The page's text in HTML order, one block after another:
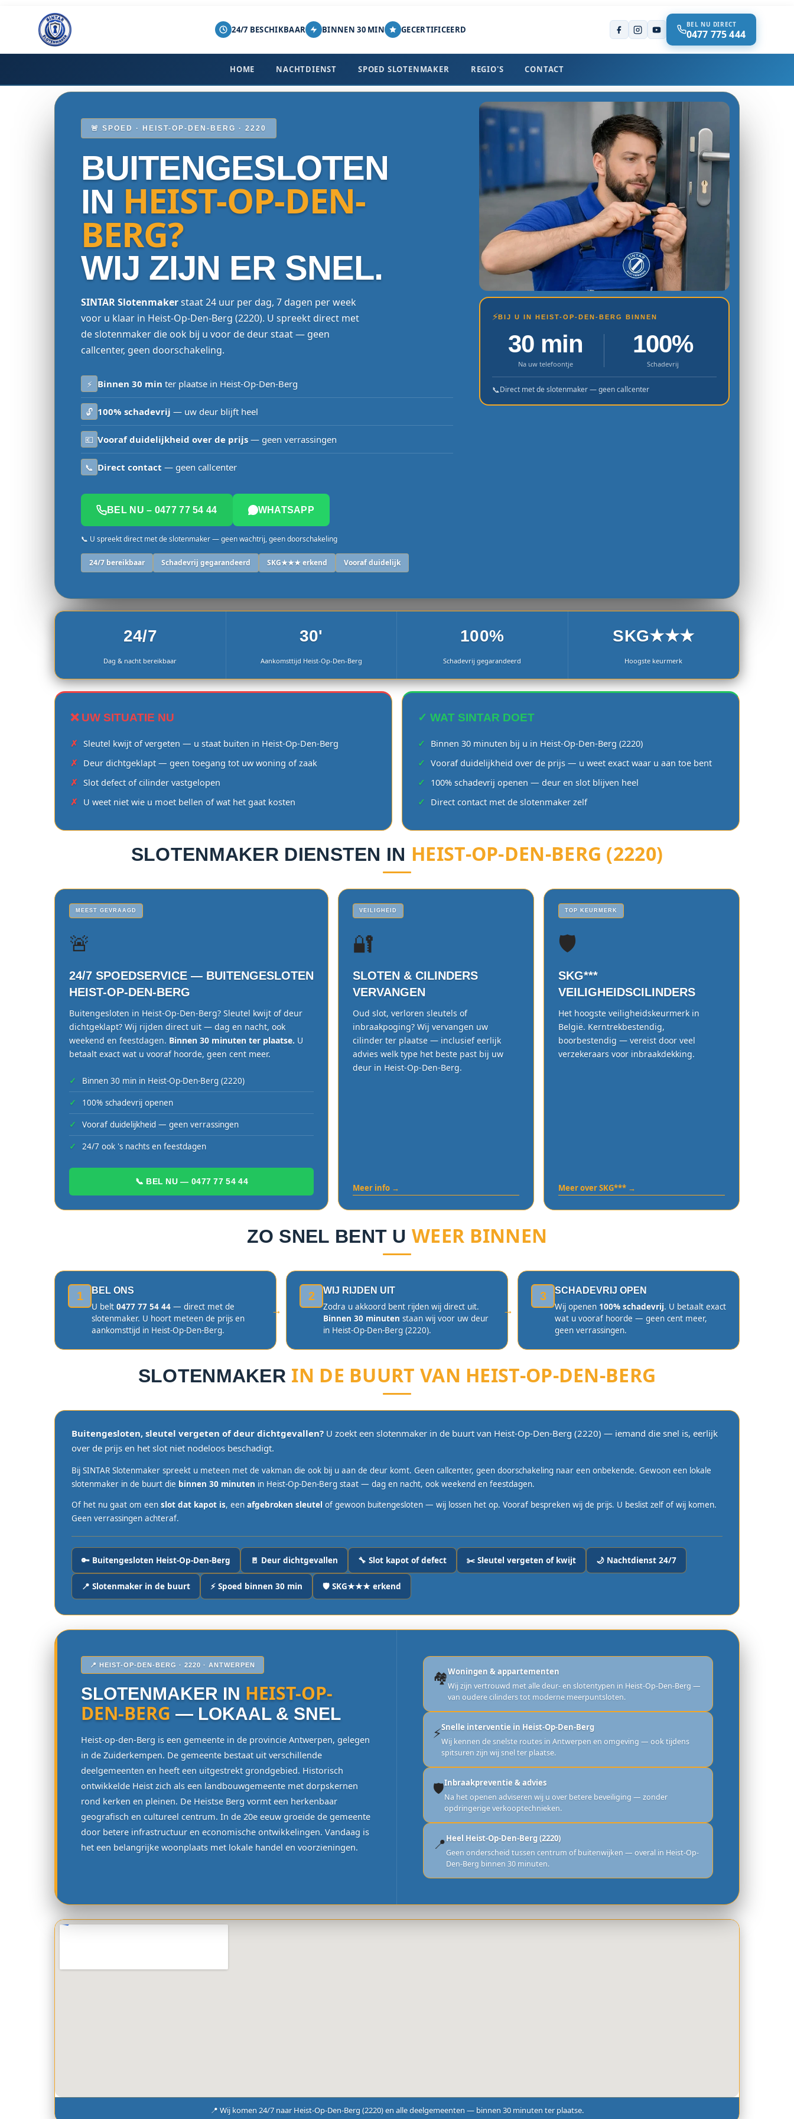
24/7 BESCHIKBAAR BINNEN 30 MIN GECERTIFICEERD BEL NU DIRECT
0477 775 444
HOME NACHTDIENST SPOED SLOTENMAKER REGIO'S CONTACT
🚨 SPOED · HEIST-OP-DEN-BERG · 2220
BUITENGESLOTEN
IN HEIST-OP-DEN-
BERG?
WIJ ZIJN ER SNEL.
SINTAR Slotenmakerstaat 24 uur per dag, 7 dagen per week
voor u klaar in Heist-Op-Den-Berg (2220). U spreekt direct met
de slotenmaker die ook bij u voor de deur staat — geen
callcenter, geen doorschakeling.
⚡ Binnen 30 min ter plaatse in Heist-Op-Den-Berg
🔓 100% schadevrij — uw deur blijft heel
💶 Vooraf duidelijkheid over de prijs — geen verrassingen
📞 Direct contact — geen callcenter
BEL NU – 0477 77 54 44 WHATSAPP
📞 U spreekt direct met de slotenmaker — geen wachtrij, geen doorschakeling
24/7 bereikbaar Schadevrij gegarandeerd SKG★★★ erkend Vooraf duidelijk
⚡BIJ U IN HEIST-OP-DEN-BERG BINNEN
30 min
Na uw telefoontje
100%
Schadevrij
📞Direct met de slotenmaker — geen callcenter
24/7
Dag & nacht bereikbaar
30'
Aankomsttijd Heist-Op-Den-Berg
100%
Schadevrij gegarandeerd
SKG★★★
Hoogste keurmerk
❌ UW SITUATIE NU
Sleutel kwijt of vergeten — u staat buiten in Heist-Op-Den-Berg
Deur dichtgeklapt — geen toegang tot uw woning of zaak
Slot defect of cilinder vastgelopen
U weet niet wie u moet bellen of wat het gaat kosten
✓ WAT SINTAR DOET
Binnen 30 minuten bij u in Heist-Op-Den-Berg (2220)
Vooraf duidelijkheid over de prijs — u weet exact waar u aan toe bent
100% schadevrij openen — deur en slot blijven heel
Direct contact met de slotenmaker zelf
SLOTENMAKER DIENSTEN IN HEIST-OP-DEN-BERG (2220)
MEEST GEVRAAGD
🚨
24/7 SPOEDSERVICE — BUITENGESLOTEN
HEIST-OP-DEN-BERG
Buitengesloten in Heist-Op-Den-Berg? Sleutel kwijt of deur
dichtgeklapt? Wij rijden direct uit — dag en nacht, ook
weekend en feestdagen. Binnen 30 minuten ter plaatse. U
betaalt exact wat u vooraf hoorde, geen cent meer.
Binnen 30 min in Heist-Op-Den-Berg (2220)
100% schadevrij openen
Vooraf duidelijkheid — geen verrassingen
24/7 ook 's nachts en feestdagen
📞 BEL NU — 0477 77 54 44
VEILIGHEID
🔐
SLOTEN & CILINDERS
VERVANGEN
Oud slot, verloren sleutels of
inbraakpoging? Wij vervangen uw
cilinder ter plaatse — inclusief eerlijk
advies welk type het beste past bij uw
deur in Heist-Op-Den-Berg.
Meer info →
TOP KEURMERK
🛡️
SKG***
VEILIGHEIDSCILINDERS
Het hoogste veiligheidskeurmerk in
België. Kerntrekbestendig,
boorbestendig — vereist door veel
verzekeraars voor inbraakdekking.
Meer over SKG*** →
ZO SNEL BENT UWEER BINNEN
1 BEL ONS
U belt 0477 77 54 44 — direct met de
slotenmaker. U hoort meteen de prijs en
aankomsttijd in Heist-Op-Den-Berg.
2 WIJ RIJDEN UIT
Zodra u akkoord bent rijden wij direct uit.
Binnen 30 minuten staan wij voor uw deur
in Heist-Op-Den-Berg (2220).
3 SCHADEVRIJ OPEN
Wij openen 100% schadevrij. U betaalt exact
wat u vooraf hoorde — geen cent meer,
geen verrassingen.
SLOTENMAKER IN DE BUURT VAN HEIST-OP-DEN-BERG
Buitengesloten, sleutel vergeten of deur dichtgevallen? U zoekt een slotenmaker in de buurt van Heist-Op-Den-Berg (2220) — iemand die snel is, eerlijk
over de prijs en het slot niet nodeloos beschadigt.
Bij SINTAR Slotenmaker spreekt u meteen met de vakman die ook bij u aan de deur komt. Geen callcenter, geen doorschakeling naar een onbekende. Gewoon een lokale
slotenmaker in de buurt die binnen 30 minuten in Heist-Op-Den-Berg staat — dag en nacht, ook weekend en feestdagen.
Of het nu gaat om een slot dat kapot is, een afgebroken sleutel of gewoon buitengesloten — wij lossen het op. Vooraf bespreken wij de prijs. U beslist zelf of wij komen.
Geen verrassingen achteraf.
🔑 Buitengesloten Heist-Op-Den-Berg 🚪 Deur dichtgevallen 🔧 Slot kapot of defect ✂️ Sleutel vergeten of kwijt 🌙 Nachtdienst 24/7
📍 Slotenmaker in de buurt ⚡ Spoed binnen 30 min 🛡️ SKG★★★ erkend
📍 HEIST-OP-DEN-BERG · 2220 · ANTWERPEN
SLOTENMAKER IN HEIST-OP-
DEN-BERG — LOKAAL & SNEL
Heist-op-den-Berg is een gemeente in de provincie Antwerpen, gelegen
in de Zuiderkempen. De gemeente bestaat uit verschillende
deelgemeenten en heeft een uitgestrekt grondgebied. Historisch
ontwikkelde Heist zich als een landbouwgemeente met dorpskernen
rond kerken en pleinen. De Heistse Berg vormt een herkenbaar
geografisch en cultureel centrum. In de 20e eeuw groeide de gemeente
door betere infrastructuur en economische ontwikkelingen. Vandaag is
het een belangrijke woonplaats met lokale handel en voorzieningen.
🏘️Woningen & appartementen
Wij zijn vertrouwd met alle deur- en slotentypen in Heist-Op-Den-Berg —
van oudere cilinders tot moderne meerpuntsloten.
⚡Snelle interventie in Heist-Op-Den-Berg
Wij kennen de snelste routes in Antwerpen en omgeving — ook tijdens
spitsuren zijn wij snel ter plaatse.
🛡️Inbraakpreventie & advies
Na het openen adviseren wij u over betere beveiliging — zonder
opdringerige verkooptechnieken.
📍Heel Heist-Op-Den-Berg (2220)
Geen onderscheid tussen centrum of buitenwijken — overal in Heist-Op-
Den-Berg binnen 30 minuten.
📍 Wij komen 24/7 naar Heist-Op-Den-Berg (2220) en alle deelgemeenten — binnen 30 minuten ter plaatse.